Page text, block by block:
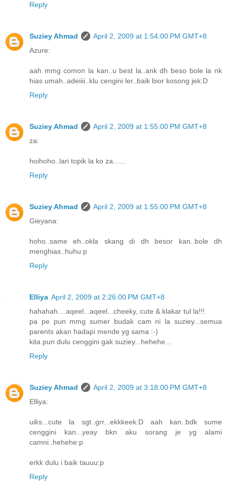
Reply
Suziey Ahmad
April 2, 2009 at 1:54:00 PM GMT+8
Azure:
aah mmg comon la kan..u best la..ank dh beso bole la nk
hias umah..adeiiii..klu cengini ler..baik bior kosong jek:D
Reply
Suziey Ahmad
April 2, 2009 at 1:55:00 PM GMT+8
za:
hoihoho..lari topik la ko za......
Reply
Suziey Ahmad
April 2, 2009 at 1:55:00 PM GMT+8
Gieyana:
hoho..same eh..okla skang di dh besor kan..bole dh
menghias..huhu:p
Reply
Elliya April 2, 2009 at 2:26:00 PM GMT+8
hahahah....aqeel...aqeel...cheeky, cute & klakar tul la!!!
pa pe pun mmg sumer budak cam ni la suziey...semua
parents akan hadapi mende yg sama :-)
kita pun dulu cenggini gak suziey...hehehe...
Reply
Suziey Ahmad
April 2, 2009 at 3:18:00 PM GMT+8
Elliya:
uiks...cute la sgt..grr...ekkkeek:D aah kan..bdk sume
cenggini kan...yeay bkn aku sorang je yg alami
camni..hehehe:p
erkk dulu i baik tauuu:p
Reply